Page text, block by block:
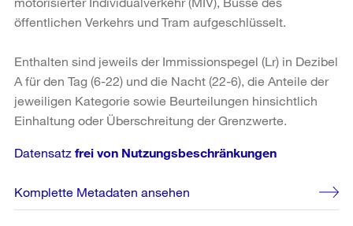
öffentlichen Verkehrs und Tram aufgeschlüsselt.
Enthalten sind jeweils der Immissionspegel (Lr) in Dezibel
A für den Tag (6-22) und die Nacht (22-6), die Anteile der
jeweiligen Kategorie sowie Beurteilungen hinsichtlich
Einhaltung oder Überschreitung der Grenzwerte.
Datensatz frei von Nutzungsbeschränkungen
Komplette Metadaten ansehen